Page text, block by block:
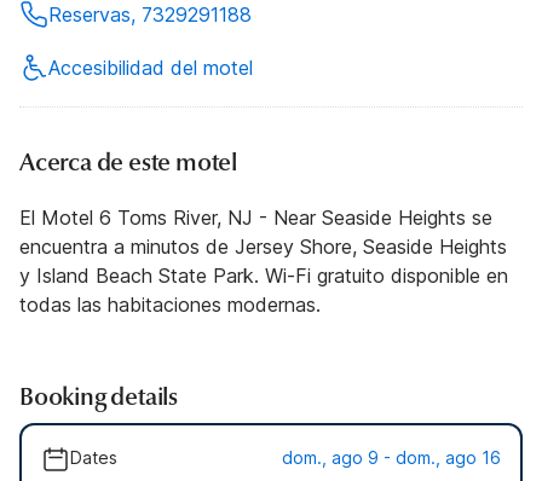
Reservas, 7329291188
Accesibilidad del motel
Acerca de este motel
El Motel 6 Toms River, NJ - Near Seaside Heights se
encuentra a minutos de Jersey Shore, Seaside Heights
y Island Beach State Park. Wi-Fi gratuito disponible en
todas las habitaciones modernas.
Booking details
Dates dom., ago 9 - dom., ago 16